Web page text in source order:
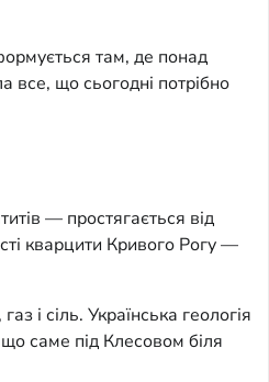
там, де понад
все, що сьогодні потрібно
— простягається від
кварцити Кривого Рогу —
і сіль. Українська геологія
саме під Клесовом біля